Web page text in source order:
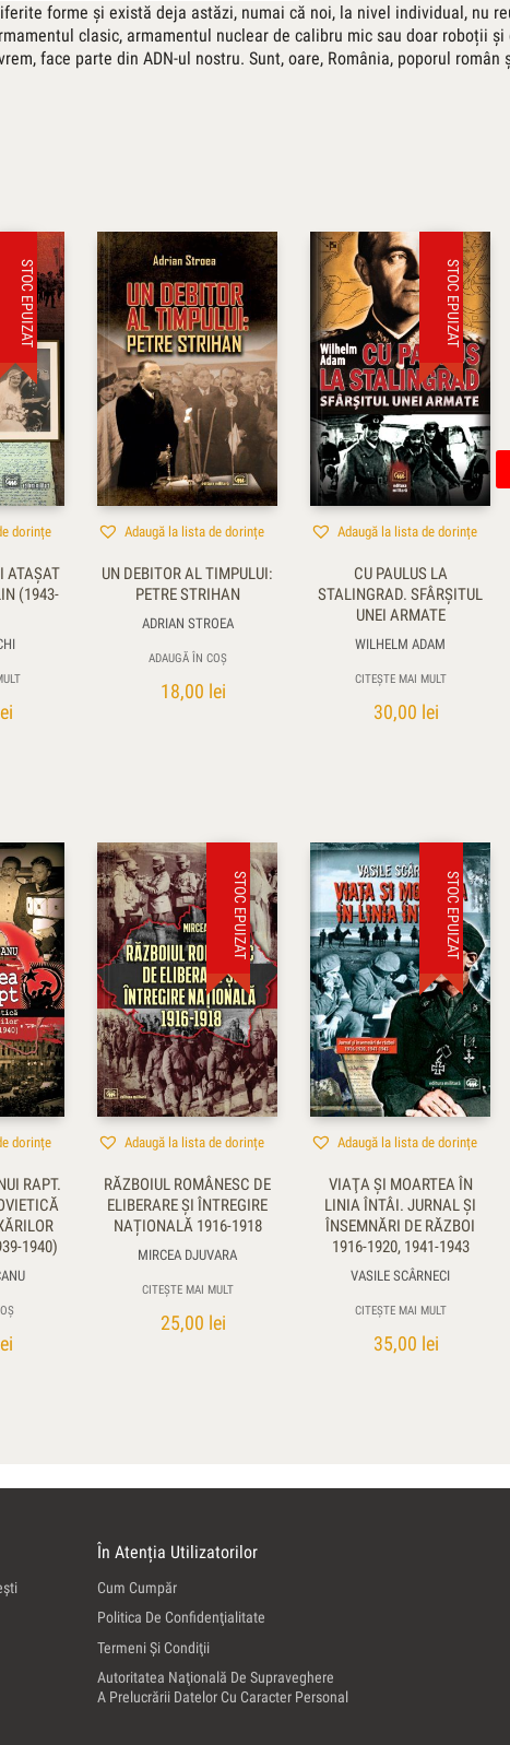
forme și există deja astăzi, numai că noi, la nivel individual, nu
clasic, armamentul nuclear de calibru mic sau doar roboții
face parte din ADN-ul nostru. Sunt, oare, România, poporul
STOC EPUIZAT
dorințe
ATAŞAT
(1943-
Adaugă la lista de dorințe
UN DEBITOR AL TIMPULUI:
PETRE STRIHAN
ADRIAN STROEA
ADAUGĂ ÎN COȘ
18,00 lei
STOC EPUIZAT
Adaugă la lista de dorințe
CU PAULUS LA
STALINGRAD. SFÂRŞITUL
UNEI ARMATE
WILHELM ADAM
CITEȘTE MAI MULT
30,00 lei
dorințe
RAPT.
1940)
STOC EPUIZAT
Adaugă la lista de dorințe
RĂZBOIUL ROMÂNESC DE
ELIBERARE ȘI ÎNTREGIRE
NAȚIONALĂ 1916-1918
MIRCEA DJUVARA
CITEȘTE MAI MULT
25,00 lei
STOC EPUIZAT
Adaugă la lista de dorințe
VIAŢA ŞI MOARTEA ÎN
LINIA ÎNTÂI. JURNAL ŞI
ÎNSEMNĂRI DE RĂZBOI
1916-1920, 1941-1943
VASILE SCÂRNECI
CITEȘTE MAI MULT
35,00 lei
În Atenția Utilizatorilor
Cum Cumpăr
Politica De Confidenţialitate
Termeni Şi Condiţii
Autoritatea Naţională De Supraveghere
A Prelucrării Datelor Cu Caracter Personal